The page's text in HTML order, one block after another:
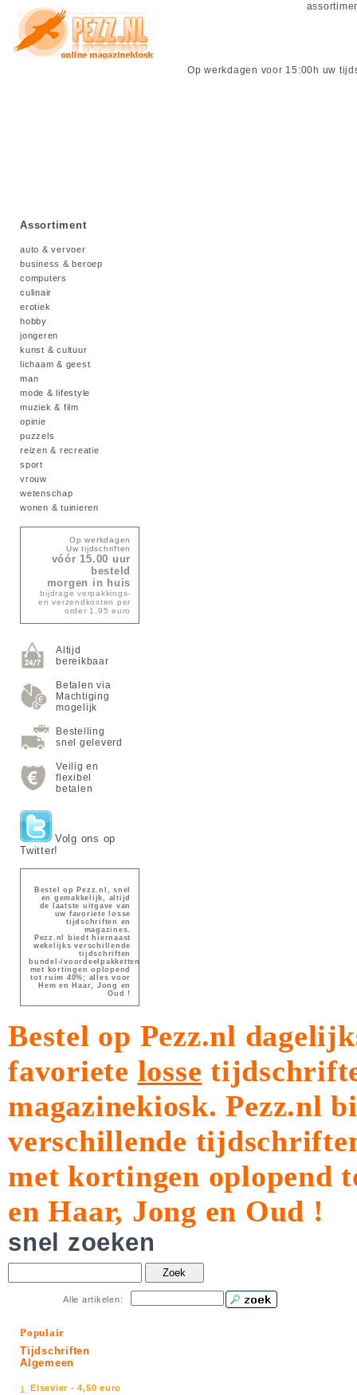
Op werkdagen voor 15:00h uw
Assortiment
auto & vervoer
business & beroep
computers
culinair
erotiek
hobby
jongeren
kunst & cultuur
lichaam & geest
man
mode & lifestyle
muziek & film
opinie
puzzels
reizen & recreatie
sport
vrouw
wetenschap
wonen & tuinieren
Op werkdagen
Uw tijdschriften
vóór 15.00 uur
besteld
morgen in huis
bijdrage verpakkings-
en verzendkosten per
order 1,95 euro
Altijd
bereikbaar
Betalen via
Machtiging
mogelijk
Bestelling
snel geleverd
Veilig en
flexibel
betalen
Volg ons op
Twitter!
Bestel op Pezz.nl, snel
en gemakkelijk, altijd
de laatste uitgave van
uw favoriete losse
tijdschriften en
magazines.
Pezz.nl biedt hiernaast
wekelijks verschillende
tijdschriften
bundel-/voordeelpakketten
met kortingen oplopend
tot ruim 40%; alles voor
Hem en Haar, Jong en
Oud !
Bestel op Pezz.nl
favoriete losse
magazinekiosk.Pezz.nl
verschillende
met kortingen oplopend
en Haar, Jong en Oud !
snel zoeken
Zoek
Alle artikelen:
Populair
Tijdschriften
Algemeen
1. Elsevier - 4,50 euro